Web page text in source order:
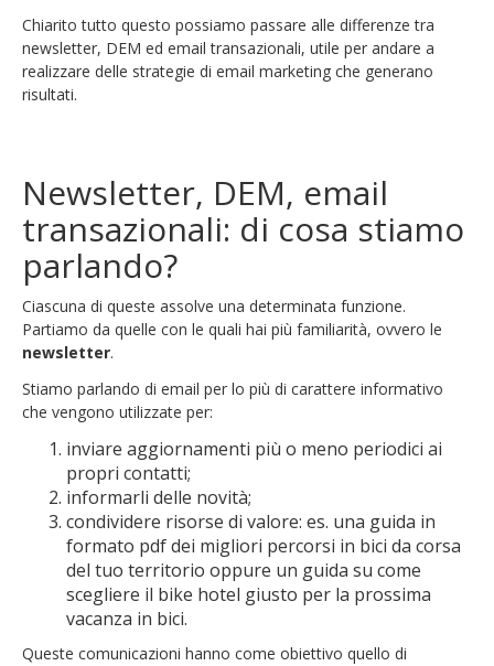
Chiarito tutto questo possiamo passare alle differenze tra
newsletter, DEM ed email transazionali, utile per andare a
realizzare delle strategie di email marketing che generano
risultati.
Newsletter, DEM, email
transazionali: di cosa stiamo
parlando?
Ciascuna di queste assolve una determinata funzione.
Partiamo da quelle con le quali hai più familiarità, ovvero le
newsletter.
Stiamo parlando di email per lo più di carattere informativo
che vengono utilizzate per:
inviare aggiornamenti più o meno periodici ai
propri contatti;
informarli delle novità;
condividere risorse di valore: es. una guida in
formato pdf dei migliori percorsi in bici da corsa
del tuo territorio oppure un guida su come
scegliere il bike hotel giusto per la prossima
vacanza in bici.
Queste comunicazioni hanno come obiettivo quello di